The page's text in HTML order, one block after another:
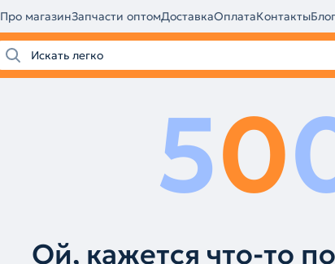
Про магазинЗапчасти оптомДоставкаОплатаКонтактыБлог
50
Ой, кажется что-то